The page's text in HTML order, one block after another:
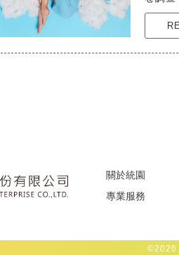
關於統園
專業服務
©2026